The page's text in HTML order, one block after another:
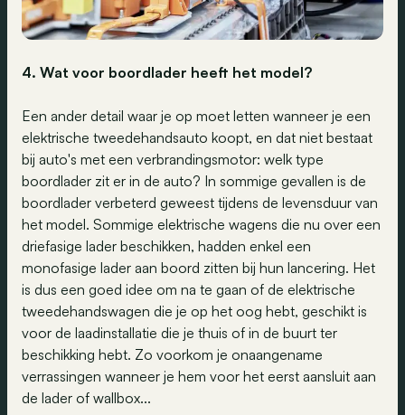
4. Wat voor boordlader heeft het model?
Een ander detail waar je op moet letten wanneer je een
elektrische tweedehandsauto koopt, en dat niet bestaat
bij auto's met een verbrandingsmotor: welk type
boordlader zit er in de auto? In sommige gevallen is de
boordlader verbeterd geweest tijdens de levensduur van
het model. Sommige elektrische wagens die nu over een
driefasige lader beschikken, hadden enkel een
monofasige lader aan boord zitten bij hun lancering. Het
is dus een goed idee om na te gaan of de elektrische
tweedehandswagen die je op het oog hebt, geschikt is
voor de laadinstallatie die je thuis of in de buurt ter
beschikking hebt. Zo voorkom je onaangename
verrassingen wanneer je hem voor het eerst aansluit aan
de lader of wallbox...